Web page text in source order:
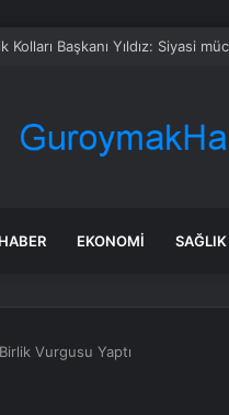
hayatını kaybetti
HABER EKONOMI SAĞLIK
Vurgusu Yaptı